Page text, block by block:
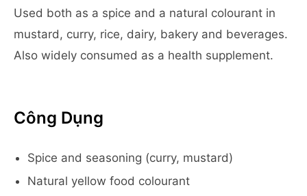
Used both as a spice and a natural colourant in
mustard, curry, rice, dairy, bakery and beverages.
Also widely consumed as a health supplement.
Công Dụng
Spice and seasoning (curry, mustard)
Natural yellow food colourant